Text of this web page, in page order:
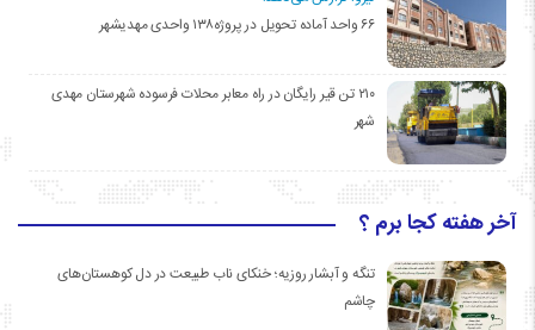
۶۶ واحد آماده تحویل در پروژه۱۳۸ واحدی مهدیشهر
۲۱۰ تن قیر رایگان در راه معابر محلات فرسوده شهرستان مهدی
شهر
آخر هفته کجا برم ؟
تنگه و آبشار روزیه؛ خنکای ناب طبیعت در دل کوهستان‌های
چاشم